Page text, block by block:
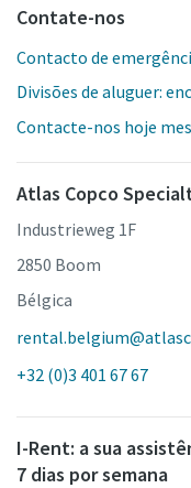
Contate-nos
Contacto de
Divisões de aluguer:
Contacte-nos hoje
Atlas Copco
Industrieweg 1F
2850 Boom
Bélgica
+32 (0)3 401 67 67
I-Rent: a sua
7 dias por semana